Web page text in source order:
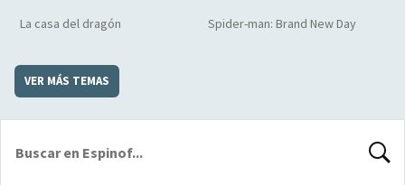
La casa del dragón Spider-man: Brand New Day
VER MÁS TEMAS